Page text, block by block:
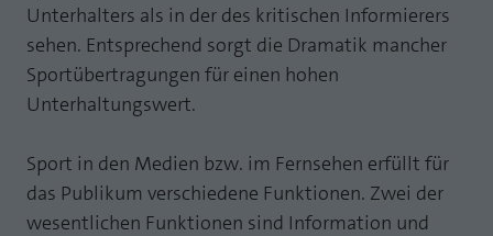
Unterhalters als in der des kritischen Informierers
sehen. Entsprechend sorgt die Dramatik mancher
Sportübertragungen für einen hohen
Unterhaltungswert.
Sport in den Medien bzw. im Fernsehen erfüllt für
das Publikum verschiedene Funktionen. Zwei der
wesentlichen Funktionen sind Information und